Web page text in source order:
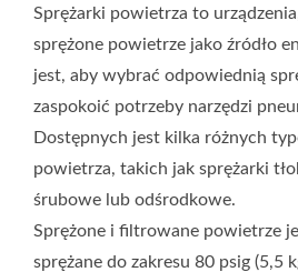
Sprężarki powietrza to
sprężone powietrze jako źródło
jest, aby wybrać odpowiednią
zaspokoić potrzeby narzędzi
Dostępnych jest kilka różnych
powietrza, takich jak sprężarki
śrubowe lub odśrodkowe.
Sprężone i filtrowane powietrze
sprężane do zakresu 80 psig (5,5